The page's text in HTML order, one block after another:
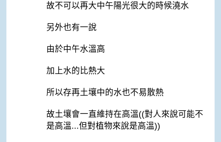
故不可以再大中午陽光很大的時候澆水
另外也有一說
由於中午水溫高
加上水的比熱大
所以存再土壤中的水也不易散熱
故土壤會一直維持在高溫((對人來說可能不
是高溫...但對植物來說是高溫))